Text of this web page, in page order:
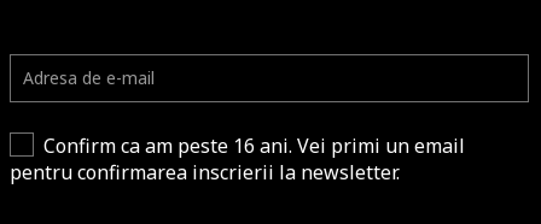
Confirm ca am peste 16 ani. Vei primi un email
pentru confirmarea inscrierii la newsletter.